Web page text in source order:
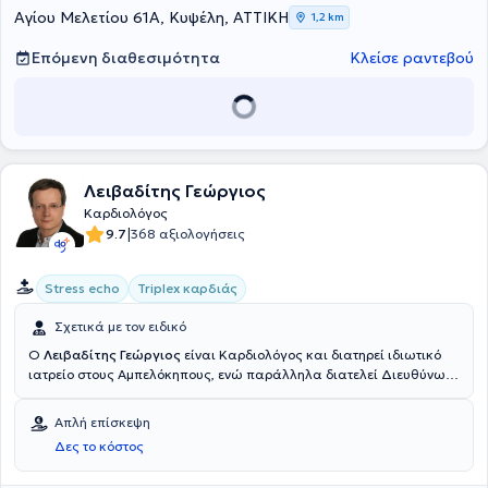
υπερηχοκαρδιογραφικών μελετών. Στο καρδιολογικό ιατρείο-
εργαστήριο παρέχει την δυνατότητα πλήρους και εξειδικευμένου
καρδιολογικού ελέγχου που αφορά όλο το φάσμα των
Αγίου Μελετίου 61Α, Κυψέλη, ΑΤΤΙΚΗ 1,2 km
Επόμενη διαθεσιμότητα Κλείσε ραντεβού
Λειβαδίτης Γεώργιος
Καρδιολόγος
9.7|368 αξιολογήσεις
Stress echo Triplex καρδιάς
Σχετικά με τον ειδικό
Ο Λειβαδίτης Γεώργιος είναι Καρδιολόγος και διατηρεί ιδιωτικό
ιατρείο στους Αμπελόκηπους, ενώ παράλληλα διατελεί Διευθύνων
Ιατρικής Σχολής του Πανεπιστημίου Ιωαννίνων και έχει
πραγματοποιήσει μετεκπαίδευση στα υπερηχογραφήματα καρδιάς
και στις νεότερες τεχνικές υπερηχοκαρδιογραφίας (EchoStress, DTI,
Διοισοφάγεια υπερηχοκαρδιογραφήματα). Ειδικεύτηκε στην
Απλή επίσκεψη
Δες το κόστος